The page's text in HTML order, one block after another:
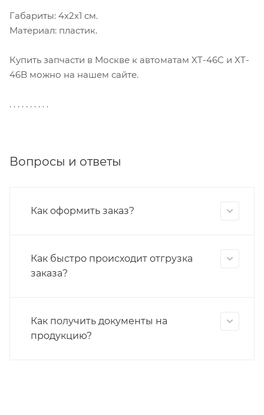
Габариты: 4х2х1 см.
Материал: пластик.
Купить запчасти в Москве к автоматам XT-46C и XT-
46B можно на нашем сайте.
. . . . . . . . . .
Вопросы и ответы
Как оформить заказ?
Как быстро происходит отгрузка
заказа?
Как получить документы на
продукцию?